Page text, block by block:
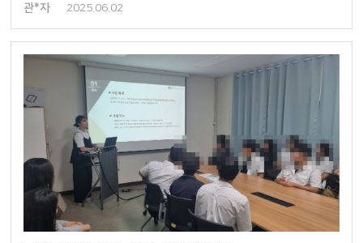
관*자 2025.06.02